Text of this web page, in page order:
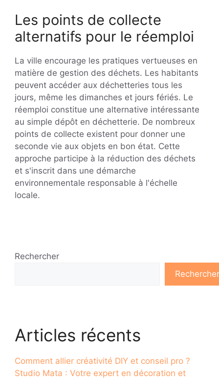
Les points de collecte
alternatifs pour le réemploi
La ville encourage les pratiques vertueuses en
matière de gestion des déchets. Les habitants
peuvent accéder aux déchetteries tous les
jours, même les dimanches et jours fériés. Le
réemploi constitue une alternative intéressante
au simple dépôt en déchetterie. De nombreux
points de collecte existent pour donner une
seconde vie aux objets en bon état. Cette
approche participe à la réduction des déchets
et s'inscrit dans une démarche
environnementale responsable à l'échelle
locale.
Rechercher
Rechercher
Articles récents
Comment allier créativité DIY et conseil pro ?
Studio Mata : Votre expert en décoration et